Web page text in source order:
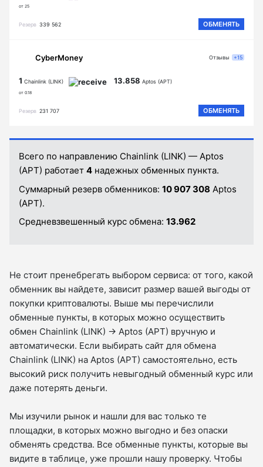
от 25
Резерв 339 562 ОБМЕНЯТЬ
CyberMoney
1 Chainlink (LINK)
от 0.18
13.858 Aptos (APT)
Резерв 231 707 ОБМЕНЯТЬ
Отзывы +15
Всего по направлению Chainlink (LINK) — Aptos
(APT) работает 4 надежных обменных пункта.
Суммарный резерв обменников: 10 907 308 Aptos
(APT).
Средневзвешенный курс обмена: 13.962
Не стоит пренебрегать выбором сервиса: от того, какой
обменник вы найдете, зависит размер вашей выгоды от
покупки криптовалюты. Выше мы перечислили
обменные пункты, в которых можно осуществить
обмен Chainlink (LINK) → Aptos (APT) вручную и
автоматически. Если выбирать сайт для обмена
Chainlink (LINK) на Aptos (APT) самостоятельно, есть
высокий риск получить невыгодный обменный курс или
даже потерять деньги.
Мы изучили рынок и нашли для вас только те
площадки, в которых можно выгодно и без опаски
обменять средства. Все обменные пункты, которые вы
видите в таблице, уже прошли нашу проверку. Чтобы